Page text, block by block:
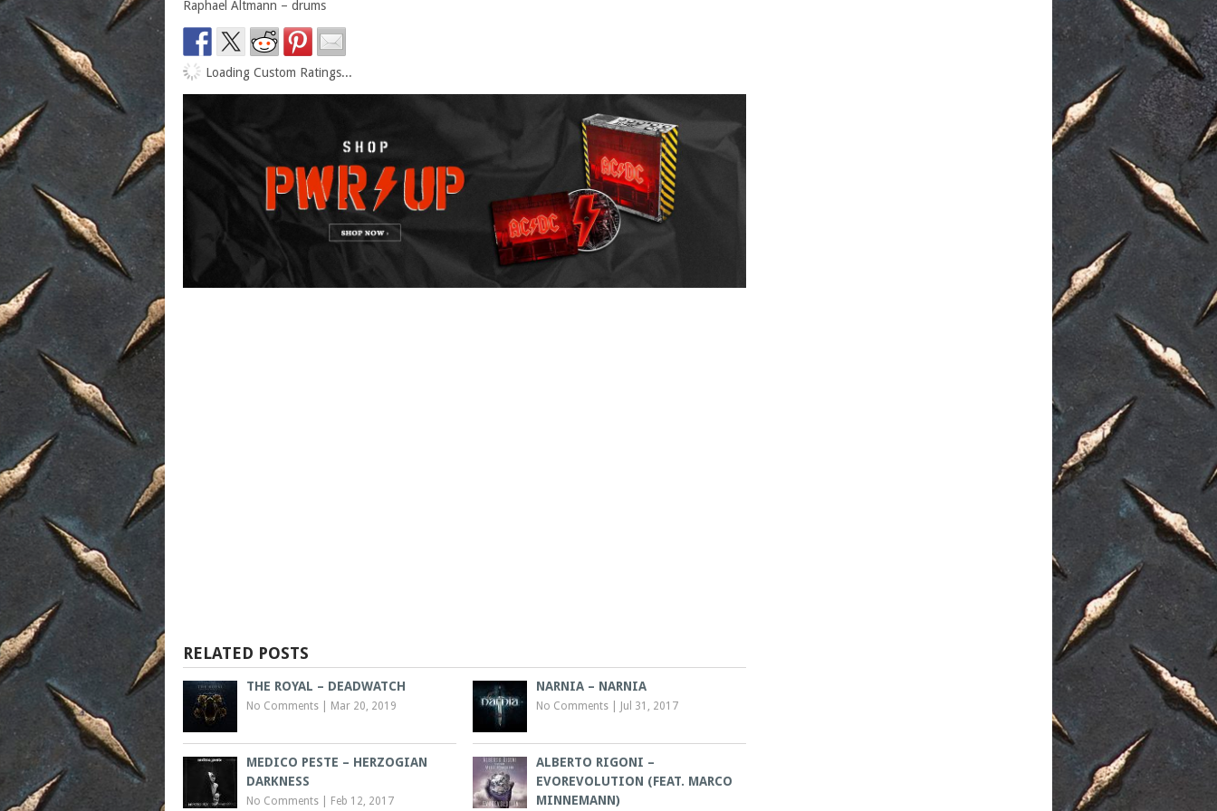
Raphael Altmann – drums
Loading Custom Ratings...
RELATED POSTS
THE ROYAL – DEADWATCH
No Comments Mar 20, 2019
NARNIA – NARNIA
No Comments Jul 31, 2017
MEDICO PESTE – HERZOGIAN
DARKNESS
No Comments Feb 12, 2017
ALBERTO RIGONI –
EVOREVOLUTION (FEAT. MARCO
MINNEMANN)